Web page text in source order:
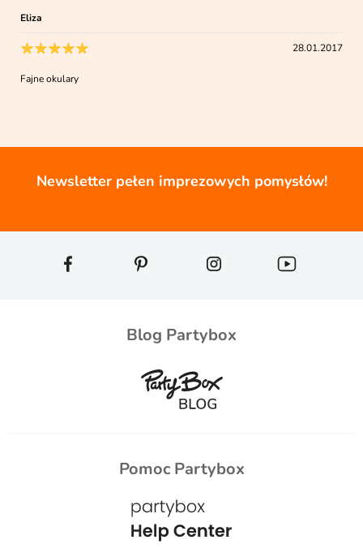
Eliza
28.01.2017
Fajne okulary
Newsletter pełen imprezowych pomysłów!
Blog Partybox
Pomoc Partybox